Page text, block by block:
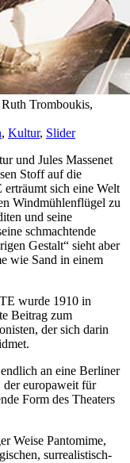
Tromboukis,
, Kultur, Slider
und Jules Massenet
Stoff auf die
sich eine Welt
Windmühlenflügel zu
und seine
schmachtende
Gestalt“ sieht aber
wie Sand in einem
wurde 1910 in
Beitrag zum
der sich darin
an eine Berliner
europaweit für
Form des Theaters
Weise Pantomime,
surrealistisch-